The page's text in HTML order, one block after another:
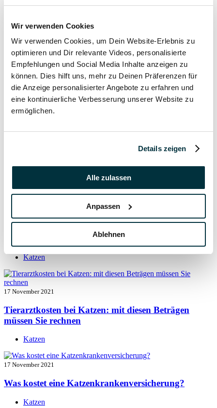
Wir verwenden Cookies
Wir verwenden Cookies, um Dein Website-Erlebnis zu
optimieren und Dir relevante Videos, personalisierte
Empfehlungen und Social Media Inhalte anzeigen zu
können. Dies hilft uns, mehr zu Deinen Präferenzen für
die Anzeige personalisierter Angebote zu erfahren und
eine kontinuierliche Verbesserung unserer Website zu
ermöglichen.
Details zeigen
Alle zulassen
Anpassen
Ablehnen
Hunde
Katzen
Tierkrankheiten
Katzenversicherung ohne Wartezeit
Katzen
Katzenversicherung mit Impfung
Katzen
17 November 2021
Katzenversicherung mit Kastration
Katzen
17 November 2021
Tierarztkosten bei Katzen: mit diesen Beträgen
müssen Sie rechnen
Katzen
17 November 2021
Was kostet eine Katzenkrankenversicherung?
Katzen